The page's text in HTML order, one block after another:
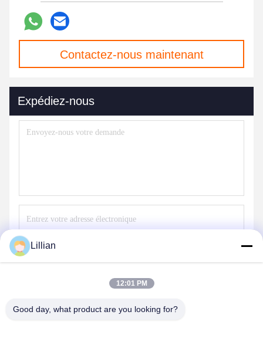
Contactez-nous maintenant
Expédiez-nous
Lillian
12:01 PM
Good day, what product are you looking for?